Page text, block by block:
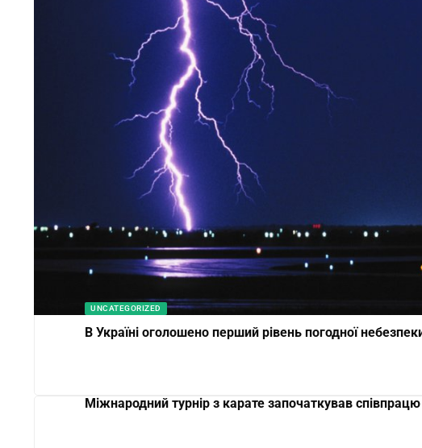
UNCATEGORIZED
В Україні оголошено перший рівень погодної
Міжнародний турнір з карате започаткував співпрацю